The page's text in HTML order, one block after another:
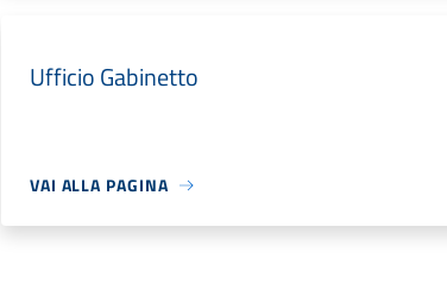
Ufficio Gabinetto
VAI ALLA PAGINA